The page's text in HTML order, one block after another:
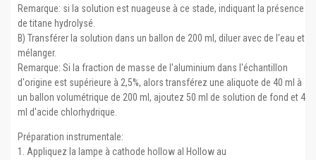
Remarque: si la solution est nuageuse à ce stade, indiquant la présence
de titane hydrolysé.
B) Transférer la solution dans un ballon de 200 ml, diluer avec de l'eau et
mélanger.
Remarque: Si la fraction de masse de l'aluminium dans l'échantillon
d'origine est supérieure à 2,5%, alors transférez une aliquote de 40 ml à
un ballon volumétrique de 200 ml, ajoutez 50 ml de solution de fond et 4
ml d'acide chlorhydrique.
Préparation instrumentale:
1. Appliquez la lampe à cathode hollow al Hollow au